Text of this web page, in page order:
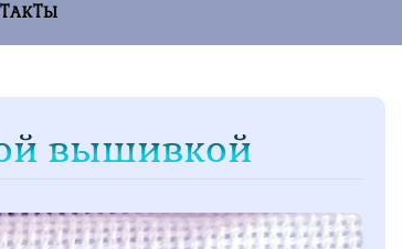
вышивкой